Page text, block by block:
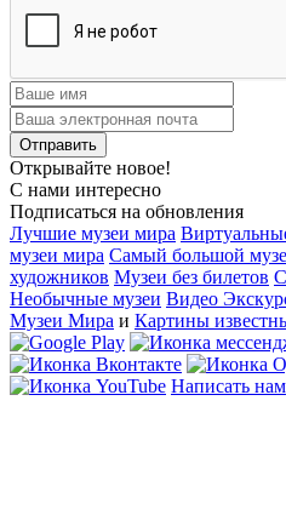
Открывайте новое!
С нами интересно
Подписаться на обновления
Лучшие музеи мира
музеи мира Самый большой
художников Музеи без билетов
Необычные музеи Видео
Музеи Мира и Картины
Написать нам